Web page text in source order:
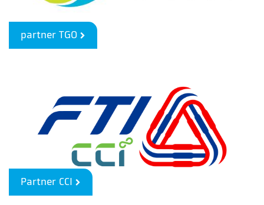
partner TGO
Partner CCI